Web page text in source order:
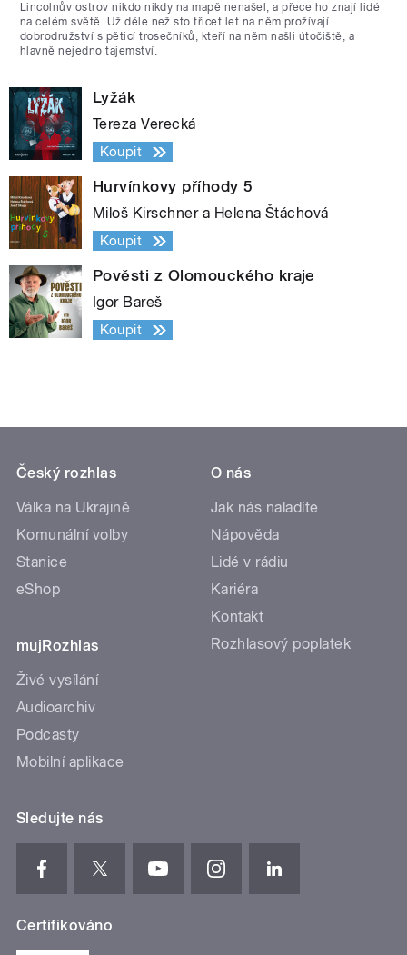
Lincolnův ostrov nikdo nikdy na mapě nenašel, a přece ho znají lidé
na celém světě. Už déle než sto třicet let na něm prožívají
dobrodružství s pěticí trosečníků, kteří na něm našli útočiště, a
hlavně nejedno tajemství.
Lyžák
Tereza Verecká
Koupit
Hurvínkovy příhody 5
Miloš Kirschner a Helena Štáchová
Koupit
Pověsti z Olomouckého kraje
Igor Bareš
Koupit
Český rozhlas
Válka na Ukrajině
Komunální volby
Stanice
eShop
mujRozhlas
Živé vysílání
Audioarchiv
Podcasty
Mobilní aplikace
O nás
Jak nás naladíte
Nápověda
Lidé v rádiu
Kariéra
Kontakt
Rozhlasový poplatek
Sledujte nás
Certifikováno